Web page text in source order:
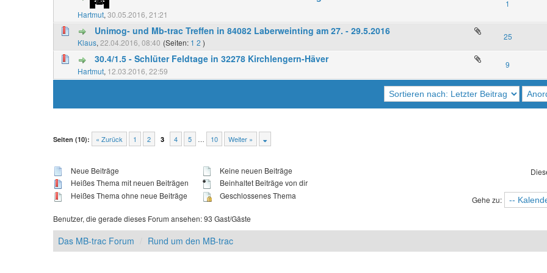
Hartmut, 30.05.2016, 21:21
1
Unimog- und Mb-trac Treffen in 84082 Laberweinting am 27. - 29.5.2016
Klaus, 22.04.2016, 08:40 (Seiten: 1 2 )
25
30.4/1.5 - Schlüter Feldtage in 32278 Kirchlengern-Häver
Hartmut, 12.03.2016, 22:59
9
Seiten (10): « Zurück 1 2 3 4 5 … 10 Weiter »
Neue Beiträge
Heißes Thema mit neuen Beiträgen
Heißes Thema ohne neue Beiträge
Keine neuen Beiträge
Beinhaltet Beiträge von dir
Geschlossenes Thema
Gehe zu:
Benutzer, die gerade dieses Forum ansehen: 93 Gast/Gäste
Das MB-trac Forum Rund um den MB-trac